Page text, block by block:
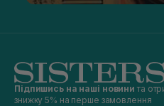
Підпишись на наші новини та
знижку 5% на перше замовлення